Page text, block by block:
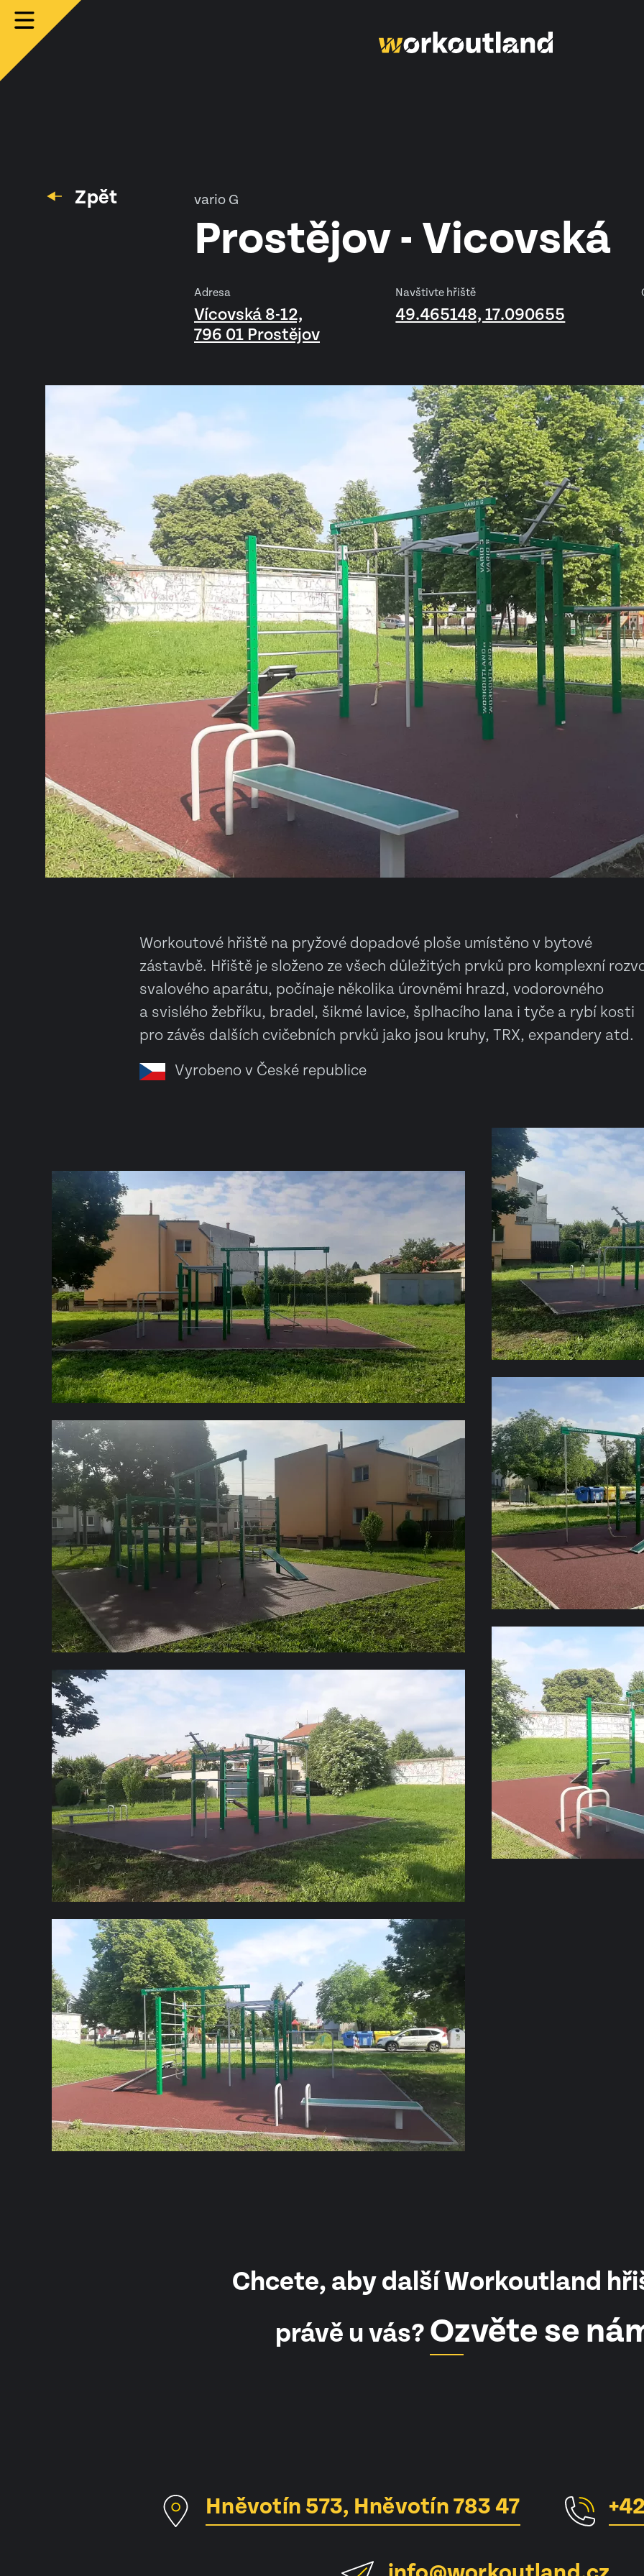
Zpět vario G
Prostějov - Vicovská
Adresa
Vícovská 8-12,
796 01 Prostějov
Navštivte hřiště
49.465148, 17.090655
Workoutové hřiště na pryžové dopadové ploše umístěno v bytové
zástavbě. Hřiště je složeno ze všech důležitých prvků pro komplexní
svalového aparátu, počínaje několika úrovněmi hrazd, vodorovného
a svislého žebříku, bradel, šikmé lavice, šplhacího lana i tyče a rybí kosti
pro závěs dalších cvičebních prvků jako jsou kruhy, TRX, expandery atd.
Vyrobeno v České republice
Chcete, aby další Workoutland
právě u vás? Ozvěte se
Hněvotín 573, Hněvotín 783 47